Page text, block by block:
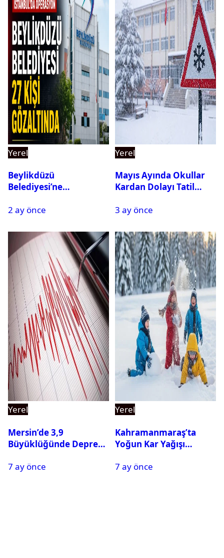
Yerel
Beylikdüzü
Belediyesi’ne
Gözaltına Alındı
2 ay önce
Yerel
Mayıs Ayında Okullar
Kardan Dolayı Tatil
3 ay önce
Yerel
Mersin’de 3,9
Büyüklüğünde Deprem
7 ay önce
Yerel
Kahramanmaraş’ta
Yoğun Kar Yağışı
Tatil
7 ay önce